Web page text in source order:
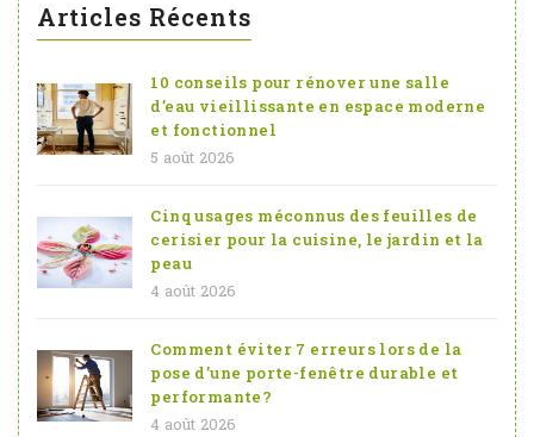
Articles Récents
10 conseils pour rénover une salle
d’eau vieillissante en espace moderne
et fonctionnel
5 août 2026
Cinq usages méconnus des feuilles de
cerisier pour la cuisine, le jardin et la
peau
4 août 2026
Comment éviter 7 erreurs lors de la
pose d’une porte-fenêtre durable et
performante?
4 août 2026